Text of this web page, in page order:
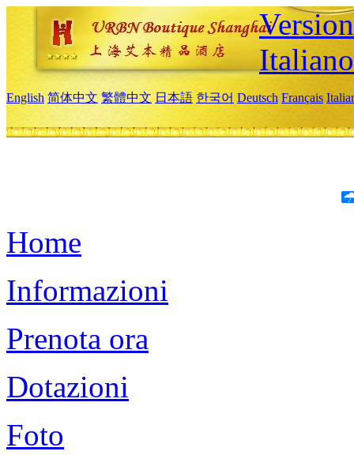
Italiano
English 简体中文 繁體中文 日本語 한국어 Deutsch Français
Home
Informazioni
Prenota ora
Dotazioni
Foto